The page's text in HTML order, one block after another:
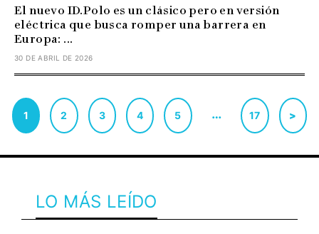
El nuevo ID.Polo es un clásico pero en versión
eléctrica que busca romper una barrera en
Europa: ...
30 DE ABRIL DE 2026
1 2 3 4 5 … 17 >
LO MÁS LEÍDO